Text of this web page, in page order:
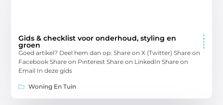
Gids & checklist voor onderhoud, styling en
groen
Goed artikel? Deel hem dan op: Share on X (Twitter) Share on
Facebook Share on Pinterest Share on LinkedIn Share on
Email In deze gids
Woning En Tuin